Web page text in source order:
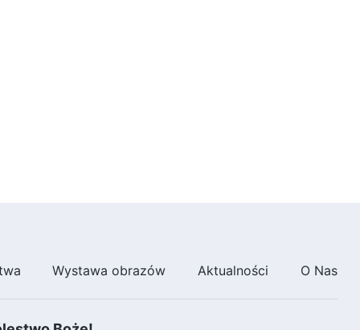
Wystawa obrazów Aktualności O Nas